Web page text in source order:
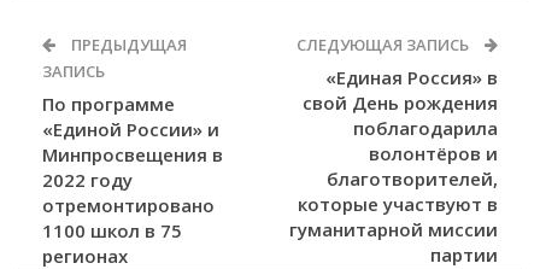
ПРЕДЫДУЩАЯ
ЗАПИСЬ
По программе
«Единой России» и
Минпросвещения в
2022 году
отремонтировано
1100 школ в 75
регионах
СЛЕДУЮЩАЯ ЗАПИСЬ
«Единая Россия» в
свой День рождения
поблагодарила
волонтёров и
благотворителей,
которые участвуют в
гуманитарной миссии
партии